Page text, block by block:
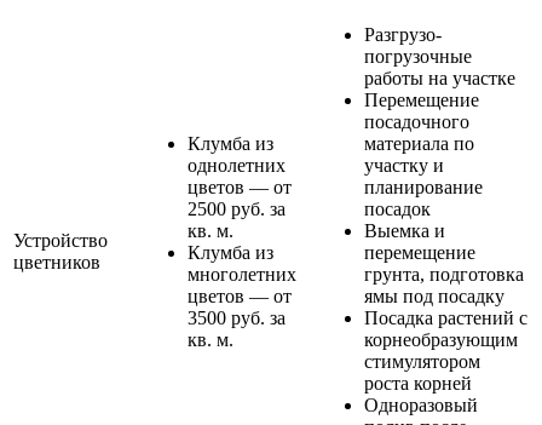
Устройство
цветников
Клумба из
однолетних
цветов — от
2500 руб. за
кв. м.
Клумба из
многолетних
цветов — от
3500 руб. за
кв. м.
Разгрузо-
погрузочные
работы на участке
Перемещение
посадочного
материала по
участку и
планирование
посадок
Выемка и
перемещение
грунта, подготовка
ямы под посадку
Посадка растений с
корнеобразующим
стимулятором
роста корней
Одноразовый